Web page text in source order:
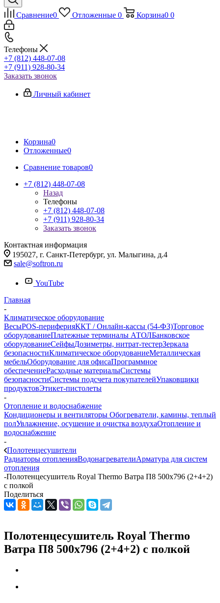
Сравнение0 Отложенные 0 Корзина0 0
Телефоны
+7 (812) 448-07-08
+7 (911) 928-80-34
Заказать звонок
Личный кабинет
Корзина0
Отложенные0
Сравнение товаров0
+7 (812) 448-07-08
Назад
Телефоны
+7 (812) 448-07-08
+7 (911) 928-80-34
Заказать звонок
Контактная информация
195027, г. Санкт-Петербург, ул. Малыгина, д.4
sale@softron.ru
YouTube
Главная
-
Климатическое оборудование
ВесыPOS-периферияККТ / Онлайн-кассы (54-ФЗ)Торговое
оборудованиеПлатежные терминалы АТОЛБанковское
оборудованиеСейфыДозиметры, нитрат-тестерЗеркала
безопасностиКлиматическое оборудованиеМеталлическая
мебельОборудование для офисаПрограммное
обеспечениеРасходные материалыСистемы
безопасностиСистемы подсчета покупателейУпаковщики
продуктовЭтикет-пистолеты
-
Отопление и водоснабжение
Кондиционеры и вентиляторы Обогреватели, камины, теплый
полУвлажнение, осушение и очистка воздухаОтопление и
водоснабжение
-
Полотенцесушители
Радиаторы отопленияВодонагревателиАрматура для систем
отопления
-Полотенцесушитель Royal Thermo Ватра П8 500х796 (2+4+2)
с полкой
Поделиться
Полотенцесушитель Royal Thermo
Ватра П8 500х796 (2+4+2) с полкой